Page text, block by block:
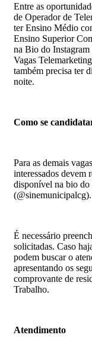
Entre as
de Operador de
ter Ensino Médio
Ensino Superior
na Bio do
Vagas
também precisa ter
noite.
Como se
Para as demais
interessados devem
disponível na bio
(@sinemunicipalcg).
É necessário
solicitadas. Caso
podem buscar o
apresentando os
comprovante de
Trabalho.
Atendimento